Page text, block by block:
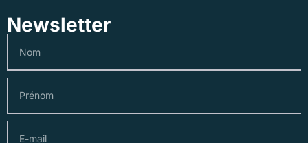
Newsletter